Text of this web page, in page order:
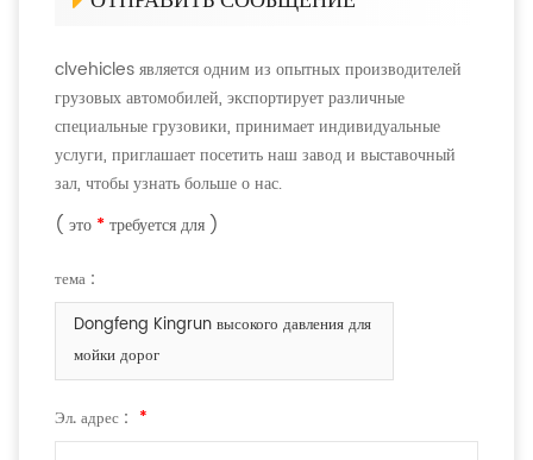
clvehicles является одним из опытных производителей
грузовых автомобилей, экспортирует различные
специальные грузовики, принимает индивидуальные
услуги, приглашает посетить наш завод и выставочный
зал, чтобы узнать больше о нас.
( это * требуется для )
тема :
Dongfeng Kingrun высокого давления для
мойки дорог
Эл. адрес : *